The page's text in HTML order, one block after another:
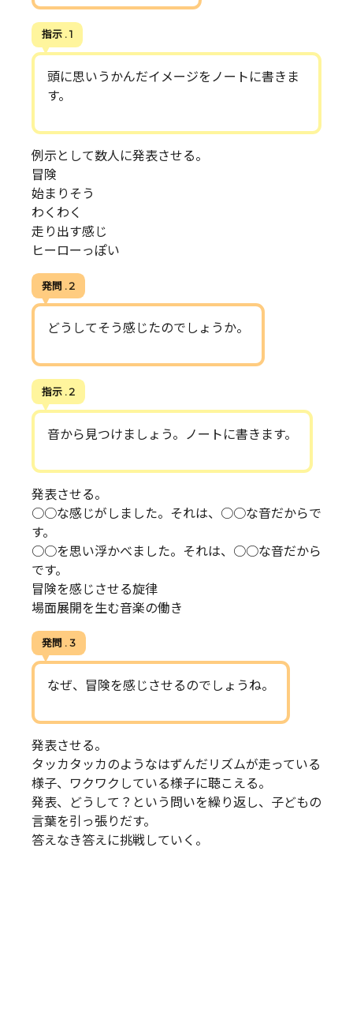
指示 . 1
頭に思いうかんだイメージをノートに書きま
す。
例示として数人に発表させる。
冒険
始まりそう
わくわく
走り出す感じ
ヒーローっぽい
発問 . 2
どうしてそう感じたのでしょうか。
指示 . 2
音から見つけましょう。ノートに書きます。
発表させる。
○○な感じがしました。それは、○○な音だからで
す。
○○を思い浮かべました。それは、○○な音だから
です。
冒険を感じさせる旋律
場面展開を生む音楽の働き
発問 . 3
なぜ、冒険を感じさせるのでしょうね。
発表させる。
タッカタッカのようなはずんだリズムが走っている
様子、ワクワクしている様子に聴こえる。
発表、どうして？という問いを繰り返し、子どもの
言葉を引っ張りだす。
答えなき答えに挑戦していく。